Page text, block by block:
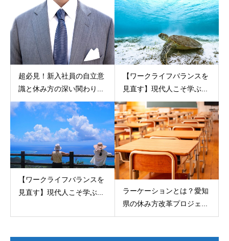
超必見！新入社員の自立意
識と休み方の深い関わり...
【ワークライフバランスを
見直す】現代人こそ学ぶ...
【ワークライフバランスを
見直す】現代人こそ学ぶ...
ラーケーションとは？愛知
県の休み方改革プロジェ...